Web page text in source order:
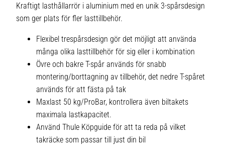
Kraftigt lasthållarrör i aluminium med en unik 3-spårsdesign
som ger plats för fler lasttillbehör.
Flexibel trespårsdesign gör det möjligt att använda
många olika lasttillbehör för sig eller i kombination
Övre och bakre T-spår används för snabb
montering/borttagning av tillbehör, det nedre T-spåret
används för att fästa på tak
Maxlast 50 kg/ProBar, kontrollera även biltakets
maximala lastkapacitet.
Använd Thule Köpguide för att ta reda på vilket
takräcke som passar till just din bil